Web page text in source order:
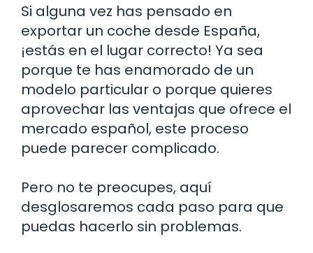
Si alguna vez has pensado en
exportar un coche desde España,
¡estás en el lugar correcto! Ya sea
porque te has enamorado de un
modelo particular o porque quieres
aprovechar las ventajas que ofrece el
mercado español, este proceso
puede parecer complicado.
Pero no te preocupes, aquí
desglosaremos cada paso para que
puedas hacerlo sin problemas.